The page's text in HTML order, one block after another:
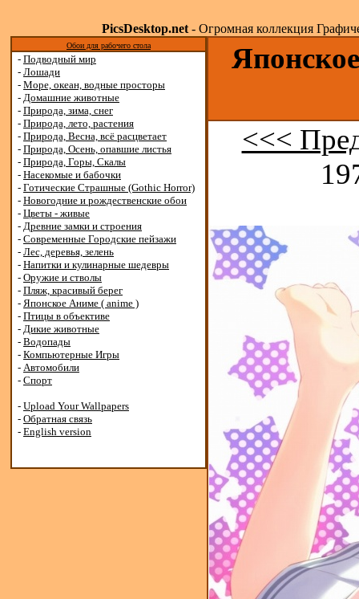
PicsDesktop.net- Огромная коллекция
Обои для рабочего стола
- Подводный мир
- Лошади
- Море, океан, водные просторы
- Домашние животные
- Природа, зима, снег
- Природа, лето, растения
- Природа, Весна, всё расцветает
- Природа, Осень, опавшие листья
- Природа, Горы, Скалы
- Насекомые и бабочки
- Готические Страшные (Gothic Horror)
- Новогодние и рождественские обои
- Цветы - живые
- Древние замки и строения
- Современные Городские пейзажи
- Лес, деревья, зелень
- Напитки и кулинарные шедевры
- Оружие и стволы
- Пляж, красивый берег
- Японское Аниме ( anime )
- Птицы в объективе
- Дикие животные
- Водопады
- Компьютерные Игры
- Автомобили
- Спорт
- Upload Your Wallpapers
- Обратная связь
- English version
<<<